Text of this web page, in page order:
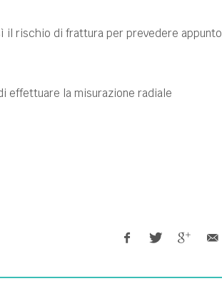
il rischio di frattura per prevedere appunto
effettuare la misurazione radiale